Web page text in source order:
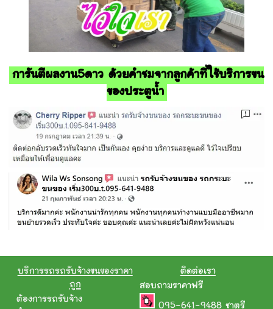
การันตีผลงาน5ดาว ด้วยคำชมจากลูกค้าที่ใช้บริการขน
ของประตูน้ำ
บริการรถรถรับจ้างขนของราคา
ถูก
ต้องการรถรับจ้าง
ติดต่อเรา
สอบถามราคาฟรี
095-641-9488 ชาตรี